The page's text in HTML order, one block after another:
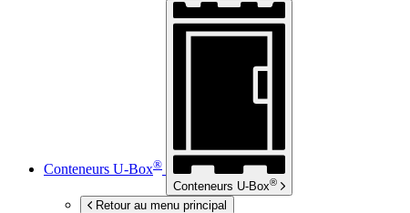
Conteneurs U-Box®
Conteneurs U-Box®
Retour au menu principal